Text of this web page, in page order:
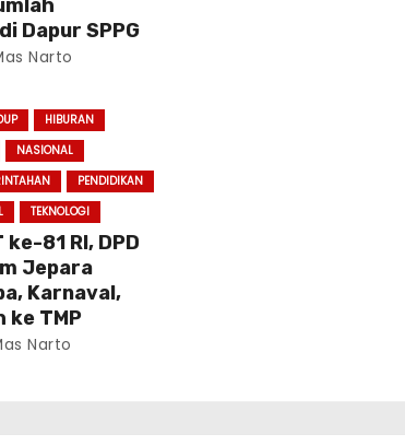
Dapur SPPG
Narto
HIBURAN
NASIONAL
PENDIDIKAN
TEKNOLOGI
81 RI, DPD
Jepara
Karnaval,
ke TMP
Narto